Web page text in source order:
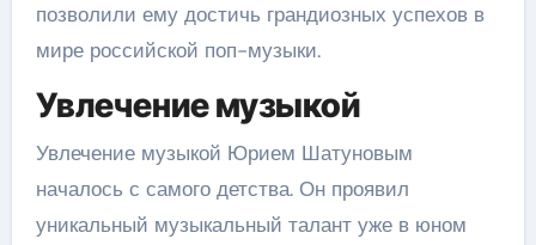
позволили ему достичь грандиозных успехов в
мире российской поп-музыки.
Увлечение музыкой
Увлечение музыкой Юрием Шатуновым
началось с самого детства. Он проявил
уникальный музыкальный талант уже в юном